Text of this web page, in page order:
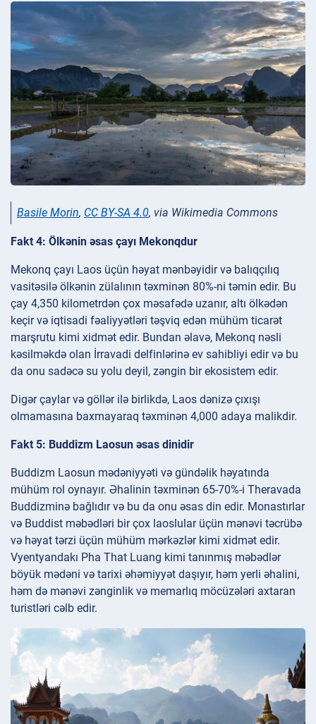
Basile Morin, CC BY-SA 4.0, via Wikimedia Commons
Fakt 4: Ölkənin əsas çayı Mekonqdur
Mekonq çayı Laos üçün həyat mənbəyidir və balıqçılıq
vasitəsilə ölkənin zülalının təxminən 80%-ni təmin edir. Bu
çay 4,350 kilometrdən çox məsafədə uzanır, altı ölkədən
keçir və iqtisadi fəaliyyətləri təşviq edən mühüm ticarət
marşrutu kimi xidmət edir. Bundan əlavə, Mekonq nəsli
kəsilməkdə olan İrravadi delfinlərinə ev sahibliyi edir və bu
da onu sadəcə su yolu deyil, zəngin bir ekosistem edir.
Digər çaylar və göllər ilə birlikdə, Laos dənizə çıxışı
olmamasına baxmayaraq təxminən 4,000 adaya malikdir.
Fakt 5: Buddizm Laosun əsas dinidir
Buddizm Laosun mədəniyyəti və gündəlik həyatında
mühüm rol oynayır. Əhalinin təxminən 65-70%-i Theravada
Buddizminə bağlıdır və bu da onu əsas din edir. Monastırlar
və Buddist məbədləri bir çox laoslular üçün mənəvi təcrübə
və həyat tərzi üçün mühüm mərkəzlər kimi xidmət edir.
Vyentyandakı Pha That Luang kimi tanınmış məbədlər
böyük mədəni və tarixi əhəmiyyət daşıyır, həm yerli əhalini,
həm də mənəvi zənginlik və memarlıq möcüzələri axtaran
turistləri cəlb edir.